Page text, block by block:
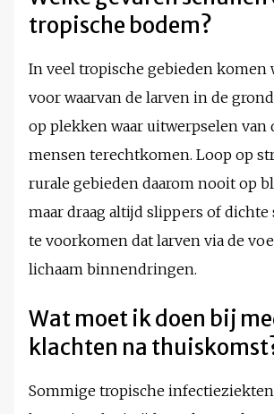
tropische bodem?
In veel tropische gebieden komen
voor waarvan de larven in de
op plekken waar uitwerpselen van
mensen terechtkomen. Loop op
rurale gebieden daarom nooit op
maar draag altijd slippers of
te voorkomen dat larven via de
lichaam binnendringen.
Wat moet ik doen bij
klachten na
Sommige tropische